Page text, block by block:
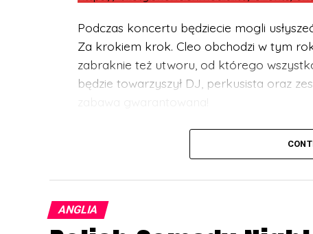
Podczas koncertu będziecie mogli
Za krokiem krok. Cleo obchodzi w tym
zabraknie też utworu, od którego
będzie towarzyszył DJ, perkusista oraz
UWAGA! Koncert przeznaczony jest dla
być pod stałą opieką dorosłego
BILETY:https://bilety.sherlockmedia.ltd/
Koncert odbędzie się:
ANGLIA